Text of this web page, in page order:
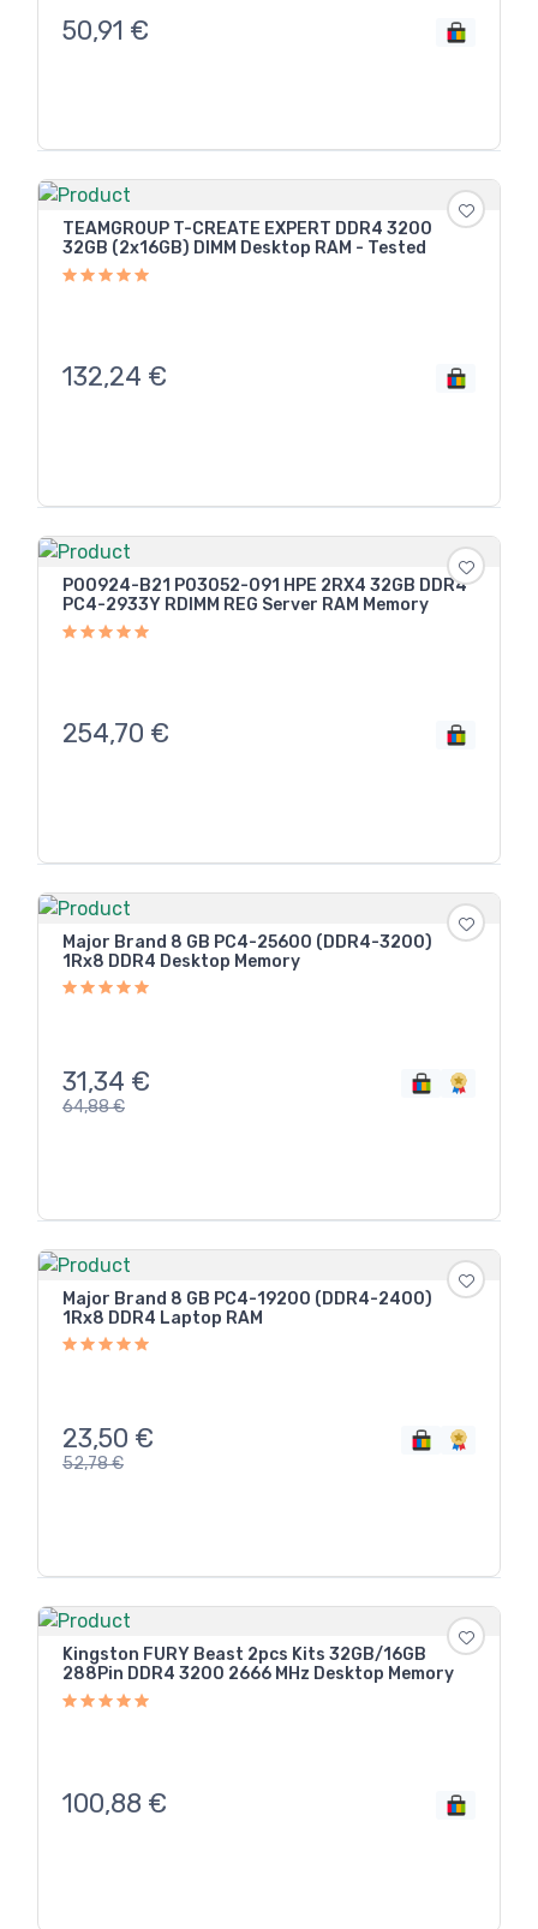
50,91 €
TEAMGROUP T-CREATE EXPERT DDR4 3200
32GB (2x16GB) DIMM Desktop RAM - Tested
132,24 €
P00924-B21 P03052-091 HPE 2RX4 32GB DDR4
PC4-2933Y RDIMM REG Server RAM Memory
254,70 €
Major Brand 8 GB PC4-25600 (DDR4-3200)
1Rx8 DDR4 Desktop Memory
31,34 €
64,88€
Major Brand 8 GB PC4-19200 (DDR4-2400)
1Rx8 DDR4 Laptop RAM
23,50 €
52,78€
Kingston FURY Beast 2pcs Kits 32GB/16GB
288Pin DDR4 3200 2666 MHz Desktop Memory
100,88 €